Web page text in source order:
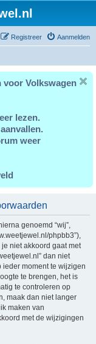
Aanmelden
Registreer
voor Volkswagen
lezen.
weer
genoemd “wij”,
phpbb3”),
niet akkoord gaat met
dan niet
ieder moment te wijzigen
te brengen, het is
te controleren op
maak dan niet langer
maken van
met de wijzigingen